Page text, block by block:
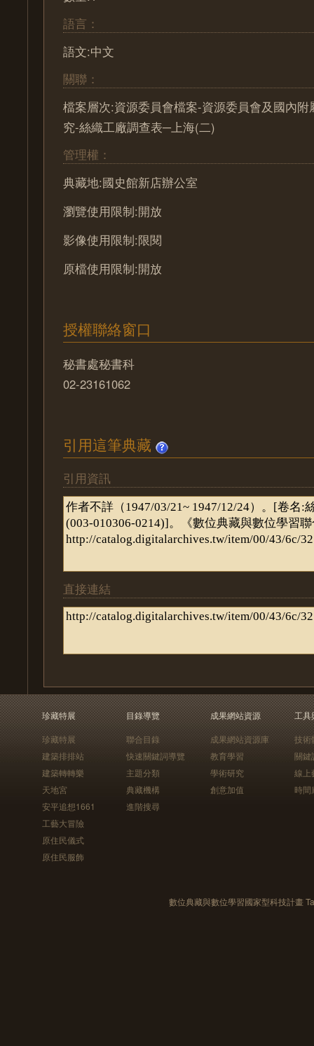
語言：
語文:中文
關聯：
檔案層次:資源委員會檔案-資源委員會及國內
究-絲織工廠調查表─上海(二)
管理權：
典藏地:國史館新店辦公室
瀏覽使用限制:開放
影像使用限制:限閱
原檔使用限制:開放
授權聯絡窗口
秘書處秘書科
02-23161062
引用這筆典藏
引用資訊
直接連結
珍藏特展
珍藏特展
建築排排站
建築轉轉樂
天地宮
安平追想1661
工藝大冒險
原住民儀式
原住民服飾
目錄導覽
聯合目錄
快速關鍵詞導覽
主題分類
典藏機構
進階搜尋
成果網站資源
成果網站資源庫
教育學習
學術研究
創意加值
工具
技術
關鍵
線上
時間
數位典藏與數位學習國家型科技計畫